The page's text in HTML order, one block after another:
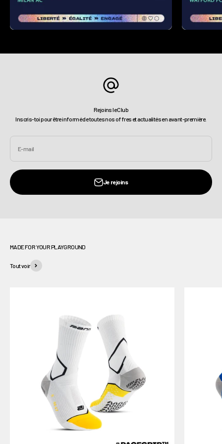
Rejoins le Club
Inscris-toi pour être informé de toutes nos offres et actualités en avant-première.
E-mail
Je rejoins
Tout voir